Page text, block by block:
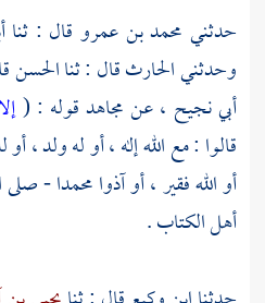
حدثني محمد بن عمرو قال : ثنا
وحدثنيالحارثقال : ثناالحسن
أبي نجيح ،عنمجاهدقوله : (
قالوا : مع الله إله ، أو له ولد ،
أو الله فقير ، أو آذوامحمدا- صلى
أهل الكتاب .